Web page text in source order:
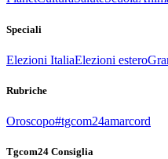
Speciali
Elezioni ItaliaElezioni estero
Rubriche
Oroscopo#tgcom24amarcord
Tgcom24 Consiglia